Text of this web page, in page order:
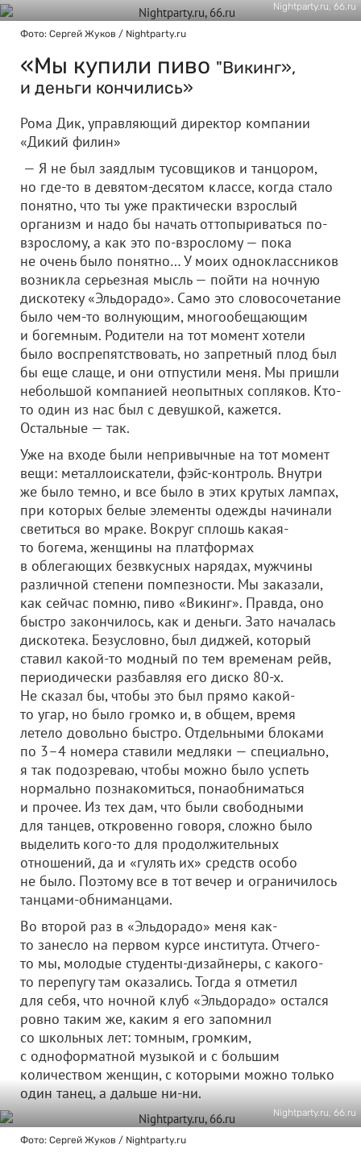
Nightparty.ru, 66.ru
Фото: Сергей Жуков / Nightparty.ru
«Мы купили пиво "Викинг»,
и деньги кончились»
Рома Дик, управляющий директор компании
«Дикий филин»
— Я не был заядлым тусовщиков и танцором,
но где-то в девятом-десятом классе, когда стало
понятно, что ты уже практически взрослый
организм и надо бы начать оттопыриваться по-
взрослому, а как это по-взрослому — пока
не очень было понятно… У моих одноклассников
возникла серьезная мысль — пойти на ночную
дискотеку «Эльдорадо». Само это словосочетание
было чем-то волнующим, многообещающим
и богемным. Родители на тот момент хотели
было воспрепятствовать, но запретный плод был
бы еще слаще, и они отпустили меня. Мы пришли
небольшой компанией неопытных сопляков. Кто-
то один из нас был с девушкой, кажется.
Остальные — так.
Уже на входе были непривычные на тот момент
вещи: металлоискатели, фэйс-контроль. Внутри
же было темно, и все было в этих крутых лампах,
при которых белые элементы одежды начинали
светиться во мраке. Вокруг сплошь какая-
то богема, женщины на платформах
в облегающих безвкусных нарядах, мужчины
различной степени помпезности. Мы заказали,
как сейчас помню, пиво «Викинг». Правда, оно
быстро закончилось, как и деньги. Зато началась
дискотека. Безусловно, был диджей, который
ставил какой-то модный по тем временам рейв,
периодически разбавляя его диско 80-х.
Не сказал бы, чтобы это был прямо какой-
то угар, но было громко и, в общем, время
летело довольно быстро. Отдельными блоками
по 3–4 номера ставили медляки — специально,
я так подозреваю, чтобы можно было успеть
нормально познакомиться, понаобниматься
и прочее. Из тех дам, что были свободными
для танцев, откровенно говоря, сложно было
выделить кого-то для продолжительных
отношений, да и «гулять их» средств особо
не было. Поэтому все в тот вечер и ограничилось
танцами-обниманцами.
Во второй раз в «Эльдорадо» меня как-
то занесло на первом курсе института. Отчего-
то мы, молодые студенты-дизайнеры, с какого-
то перепугу там оказались. Тогда я отметил
для себя, что ночной клуб «Эльдорадо» остался
ровно таким же, каким я его запомнил
со школьных лет: томным, громким,
с одноформатной музыкой и с большим
количеством женщин, с которыми можно только
один танец, а дальше ни-ни.
Nightparty.ru, 66.ru
Фото: Сергей Жуков / Nightparty.ru